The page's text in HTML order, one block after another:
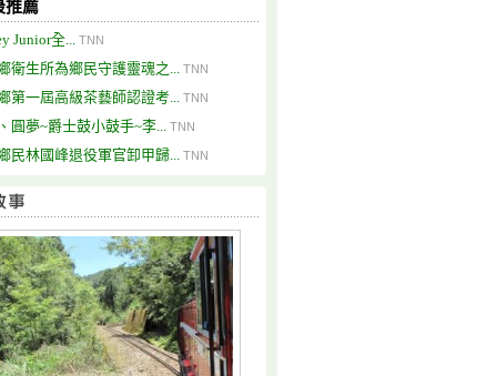
推薦
Junior全... TNN
衛生所為鄉民守護靈魂之... TNN
第一屆高級茶藝師認證考... TNN
圓夢~爵士鼓小鼓手~李... TNN
民林國峰退役軍官卸甲歸... TNN